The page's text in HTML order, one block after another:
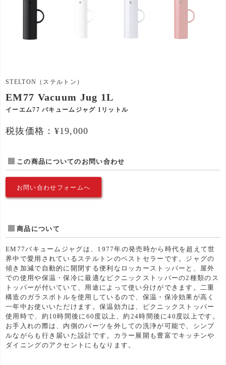
STELTON（ステルトン）
EM77 Vacuum Jug 1L
イーエム77 バキュームジャグ 1リットル
税抜価格：¥19,000
この商品についてのお問い合わせ
お問い合わせフォームへ
商品について
EM77バキュームジャグは、1977年の発売時から時代を超えて世
界中で愛用されているステルトンのベストセラーです。ジャグの
傾き加減で自動的に開閉する便利なロッカーストッパーと、屋外
での使用や保温・保冷に最適なピクニックストッパーの2種類のス
トッパーが付いていて、用途によって使い分けができます。二重
構造のガラスボトルを使用しているので、保温・保冷効果が高く
一年中お使いいただけます。保温効力は、ピクニックストッパー
使用時で、約10時間後に60度以上、約24時間後に40度以上です。
お手入れの際は、内側のパーツを外しての洗浄が可能で、シンプ
ルながらも行き届いた設計です。カラー展開も豊富でキッチンや
ダイニングのアクセントにもなります。